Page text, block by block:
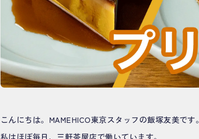
こんにちは。MAMEHICO東京スタッフの飯塚友美です。
私はほぼ毎日、三軒茶屋店で働いています。